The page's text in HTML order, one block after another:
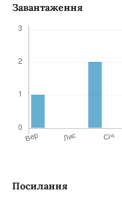
Завантаження
Посилання